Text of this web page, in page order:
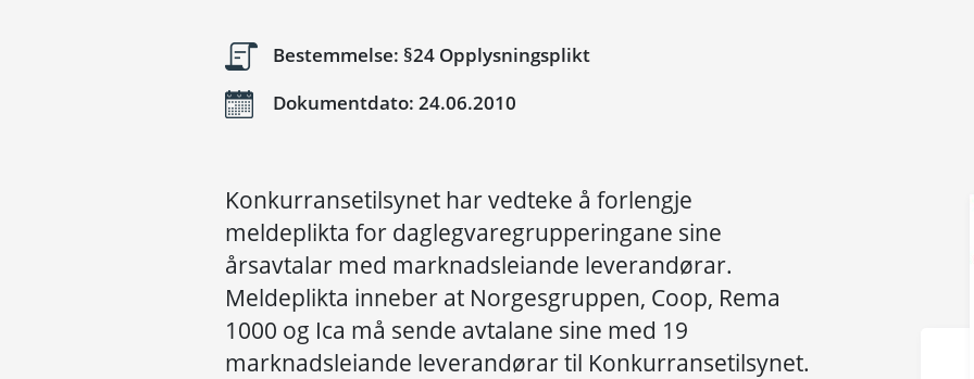
Bestemmelse: §24 Opplysningsplikt
Dokumentdato: 24.06.2010
Konkurransetilsynet har vedteke å forlengje
meldeplikta for daglegvaregrupperingane sine
årsavtalar med marknadsleiande leverandørar.
Meldeplikta inneber at Norgesgruppen, Coop, Rema
1000 og Ica må sende avtalane sine med 19
marknadsleiande leverandørar til Konkurransetilsynet.